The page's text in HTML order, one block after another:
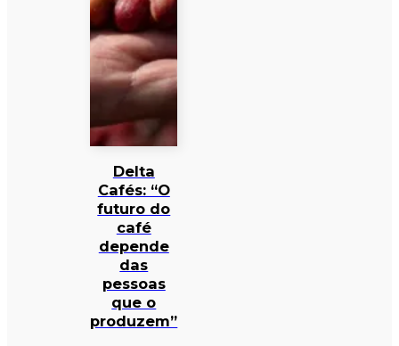
Delta
Cafés: “O
futuro do
café
depende
das
pessoas
que o
produzem”